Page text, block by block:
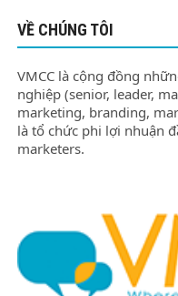
VỀ CHÚNG TÔI
VMCC là cộng đồng
nghiệp (senior, leader,
marketing, branding,
là tổ chức phi lợi nhuận
marketers.